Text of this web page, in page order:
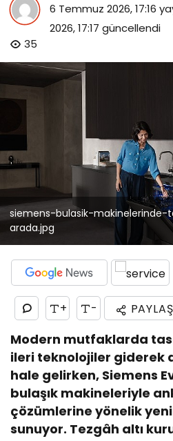
6 Temmuz 2026, 17:16
2026, 17:17 güncellendi
35
siemens-bulasik-
arada.jpg
+ - PAYLAŞ
Modern mutfaklarda
ileri teknolojiler giderek
hale gelirken, Siemens
bulaşık makineleriyle
çözümlerine yönelik
sunuyor. Tezgâh altı